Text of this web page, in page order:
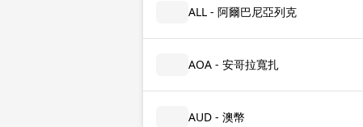
ALL - 阿爾巴尼亞列克
AOA - 安哥拉寬扎
AUD - 澳幣